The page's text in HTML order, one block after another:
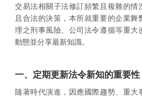
交易法相關子法修訂頻繁且複雜的情
且合法的決策，本所就重要的企業舞
理之刑事風險、公司法令遵循等重大
動態並分享最新知識。
一、定期更新法令新知的重要性
隨著時代演進，因應國際趨勢、重大